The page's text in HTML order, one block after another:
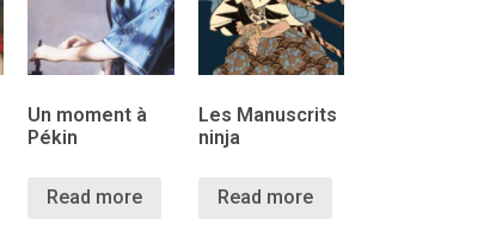
Un moment à
Pékin
Read more
Les Manuscrits
ninja
Read more